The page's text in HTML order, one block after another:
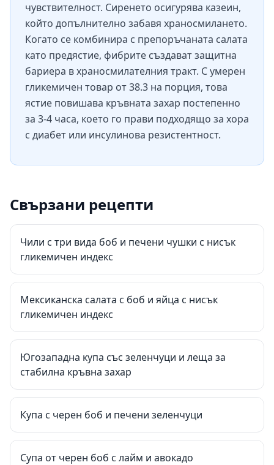
чувствителност. Сиренето осигурява казеин,
който допълнително забавя храносмилането.
Когато се комбинира с препоръчаната салата
като предястие, фибрите създават защитна
бариера в храносмилателния тракт. С умерен
гликемичен товар от 38.3 на порция, това
ястие повишава кръвната захар постепенно
за 3-4 часа, което го прави подходящо за хора
с диабет или инсулинова резистентност.
Свързани рецепти
Чили с три вида боб и печени чушки с нисък
гликемичен индекс
Мексиканска салата с боб и яйца с нисък
гликемичен индекс
Югозападна купа със зеленчуци и леща за
стабилна кръвна захар
Купа с черен боб и печени зеленчуци
Супа от черен боб с лайм и авокадо